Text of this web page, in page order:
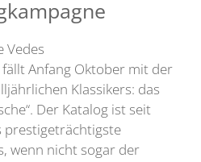
Vedes
Anfang Oktober mit der
Klassikers: das
Der Katalog ist seit
prestigeträchtigste
wenn nicht sogar der